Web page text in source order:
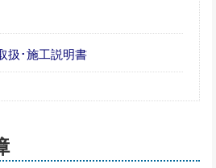
扱･施工説明書